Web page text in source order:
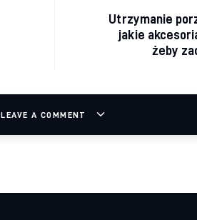
Utrzymanie
jakie
żeby
LEAVE A COMMENT